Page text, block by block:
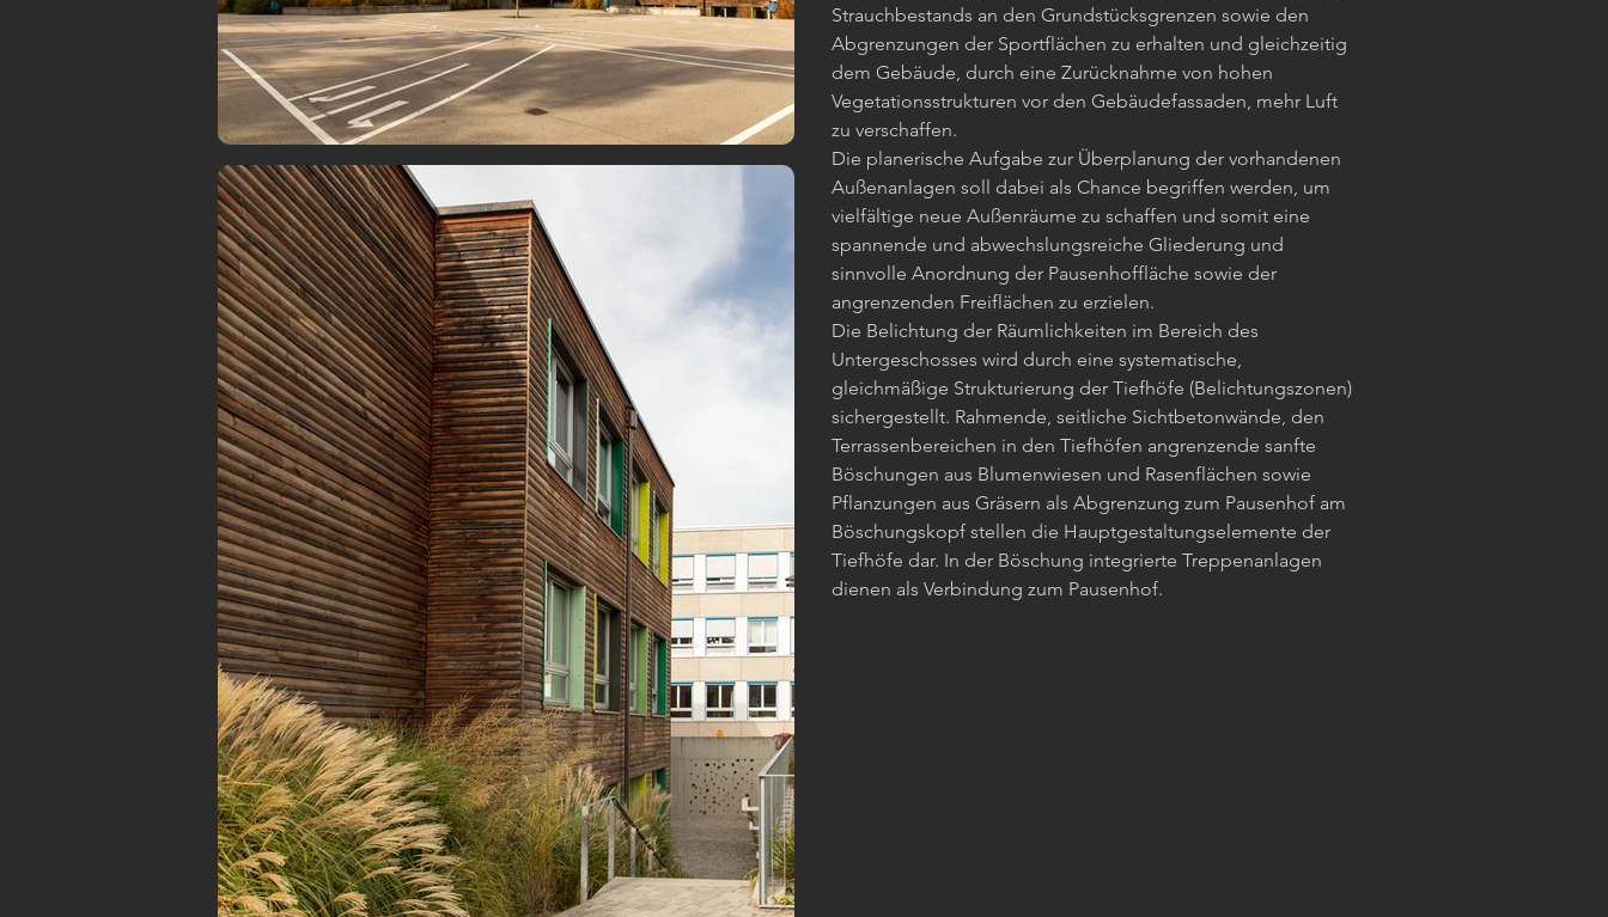
Strauchbestands an den Grundstücksgrenzen sowie den
Abgrenzungen der Sportflächen zu erhalten und gleichzeitig
dem Gebäude, durch eine Zurücknahme von hohen
Vegetationsstrukturen vor den Gebäudefassaden, mehr Luft
zu verschaffen.
Die planerische Aufgabe zur Überplanung der vorhandenen
Außenanlagen soll dabei als Chance begriffen werden, um
vielfältige neue Außenräume zu schaffen und somit eine
spannende und abwechslungsreiche Gliederung und
sinnvolle Anordnung der Pausenhoffläche sowie der
angrenzenden Freiflächen zu erzielen.
Die Belichtung der Räumlichkeiten im Bereich des
Untergeschosses wird durch eine systematische,
gleichmäßige Strukturierung der Tiefhöfe (Belichtungszonen)
sichergestellt. Rahmende, seitliche Sichtbetonwände, den
Terrassenbereichen in den Tiefhöfen angrenzende sanfte
Böschungen aus Blumenwiesen und Rasenflächen sowie
Pflanzungen aus Gräsern als Abgrenzung zum Pausenhof am
Böschungskopf stellen die Hauptgestaltungselemente der
Tiefhöfe dar. In der Böschung integrierte Treppenanlagen
dienen als Verbindung zum Pausenhof.